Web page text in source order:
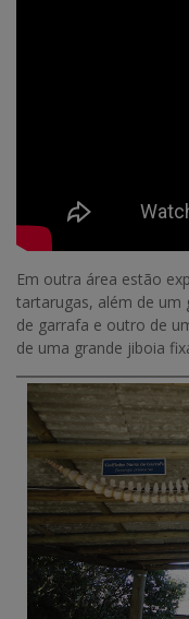
Em outra área estão
tartarugas, além de um
de garrafa e outro de
de uma grande jiboia